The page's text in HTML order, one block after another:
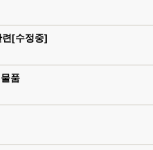
[수정중]
품
우저로 접속해도 3명인거보면
00:18
00:18